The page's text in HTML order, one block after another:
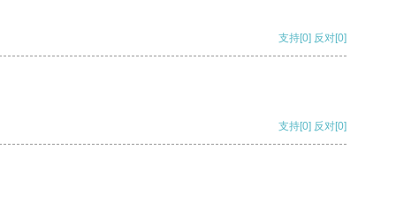
支持[0] 反对[0]
支持[0] 反对[0]